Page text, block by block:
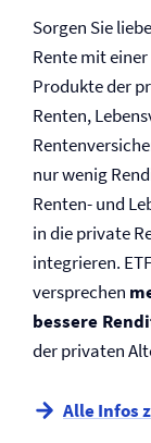
Sorgen Sie
Rente mit einer
Produkte der
Renten,
nur wenig
Renten- und
in die private
integrieren.
­­versprechen
bessere
der privaten
Alle Infos